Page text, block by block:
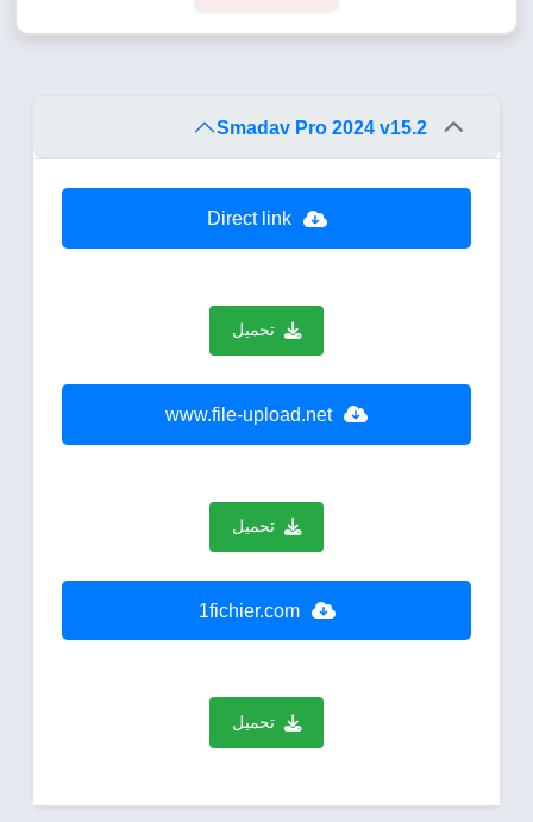
Smadav Pro 2024 v15.2
Direct link
تحميل
www.file-upload.net
تحميل
1fichier.com
تحميل